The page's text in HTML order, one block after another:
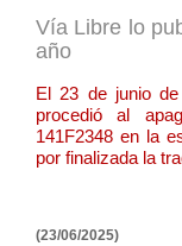
Vía Libre lo
año
El 23 de junio
procedió al
141F2348 en la
por finalizada la
(23/06/2025)